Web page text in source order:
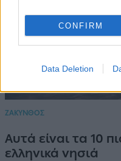
CONFIRM
Data Deletion
ΖΑΚΥΝΘΟΣ
Αυτά είναι τα 10
ελληνικά νησιά